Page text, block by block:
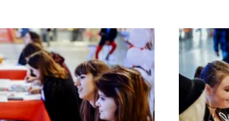
przewijane w poziomie. Użyj